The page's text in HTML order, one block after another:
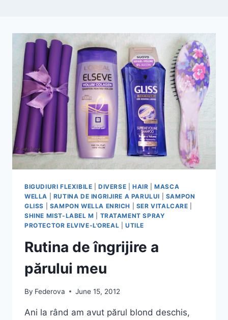
BIGUDIURI FLEXIBILE |DIVERSE |HAIR |MASCA
WELLA
RUTINA DE INGRIJIRE A PARULUI
SAMPON
GLISS
SAMPON WELLA ENRICH SER VITALCARE
SHINE MIST-LABEL M
TRATAMENT SPRAY
PROTECTOR ELVIVE-L'OREAL |UTILE
Rutina de îngrijire a
părului meu
By Federova June 15, 2012
Ani la rând am avut părul blond deschis,